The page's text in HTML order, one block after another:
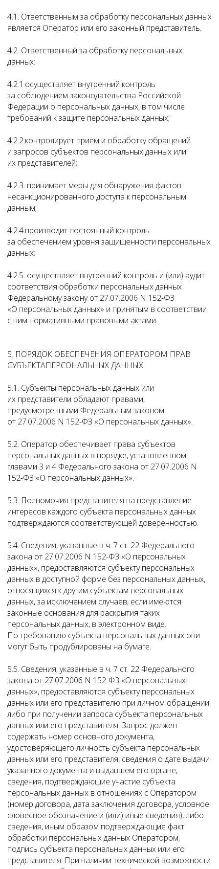
4.1. Ответственным за обработку персональных данных
является Оператор или его законный представитель.
4.2. Ответственный за обработку персональных
данных:
4.2.1.осуществляет внутренний контроль
за соблюдением законодательства Российской
Федерации о персональных данных, в том числе
требований к защите персональных данных;
4.2.2.контролирует прием и обработку обращений
и запросов субъектов персональных данных или
их представителей;
4.2.3. принимает меры для обнаружения фактов
несанкционированного доступа к персональным
данным;
4.2.4.производит постоянный контроль
за обеспечением уровня защищенности персональных
данных;
4.2.5. осуществляет внутренний контроль и (или) аудит
соответствия обработки персональных данных
Федеральному закону от 27.07.2006 N 152-ФЗ
«О персональных данных» и принятым в соответствии
с ним нормативными правовыми актами.
5. ПОРЯДОК ОБЕСПЕЧЕНИЯ ОПЕРАТОРОМ ПРАВ
СУБЪЕКТАПЕРСОНАЛЬНЫХ ДАННЫХ
5.1. Субъекты персональных данных или
их представители обладают правами,
предусмотренными Федеральным законом
от 27.07.2006 N 152-ФЗ «О персональных данных».
5.2. Оператор обеспечивает права субъектов
персональных данных в порядке, установленном
главами 3 и 4 Федерального закона от 27.07.2006 N
152-ФЗ «О персональных данных».
5.3. Полномочия представителя на представление
интересов каждого субъекта персональных данных
подтверждаются соответствующей доверенностью.
5.4. Сведения, указанные в ч. 7 ст. 22 Федерального
закона от 27.07.2006 N 152-ФЗ «О персональных
данных», предоставляются субъекту персональных
данных в доступной форме без персональных данных,
относящихся к другим субъектам персональных
данных, за исключением случаев, если имеются
законные основания для раскрытия таких
персональных данных, в электронном виде.
По требованию субъекта персональных данных они
могут быть продублированы на бумаге.
5.5. Сведения, указанные в ч. 7 ст. 22 Федерального
закона от 27.07.2006 N 152-ФЗ «О персональных
данных», предоставляются субъекту персональных
данных или его представителю при личном обращении
либо при получении запроса субъекта персональных
данных или его представителя. Запрос должен
содержать номер основного документа,
удостоверяющего личность субъекта персональных
данных или его представителя, сведения о дате выдачи
указанного документа и выдавшем его органе,
сведения, подтверждающие участие субъекта
персональных данных в отношениях с Оператором
(номер договора, дата заключения договора, условное
словесное обозначение и (или) иные сведения), либо
сведения, иным образом подтверждающие факт
обработки персональных данных Оператором,
подпись субъекта персональных данных или его
представителя. При наличии технической возможности